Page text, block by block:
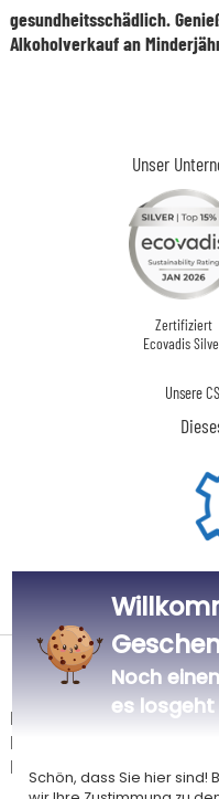
Unser
Zertifiziert
Ecovadis
Unsere
gesundheitsschädlich.
Alkoholverkauf an
Dieser Artikel wird in unserem
Er ist für das Angebot
Hermes-Standardlieferung
Noch
es losgeht
Schön, dass Sie hier